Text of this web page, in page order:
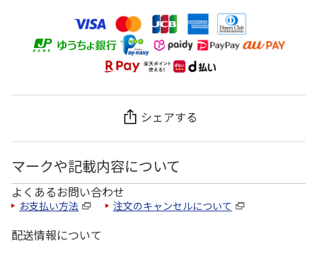
シェアする
マークや記載内容について
よくあるお問い合わせ
お支払い方法 注文のキャンセルについて
配送情報について